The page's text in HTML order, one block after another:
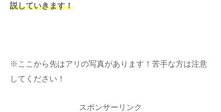
説していきます！
※ここから先はアリの写真があります！苦手な方は注意
してください！
スポンサーリンク